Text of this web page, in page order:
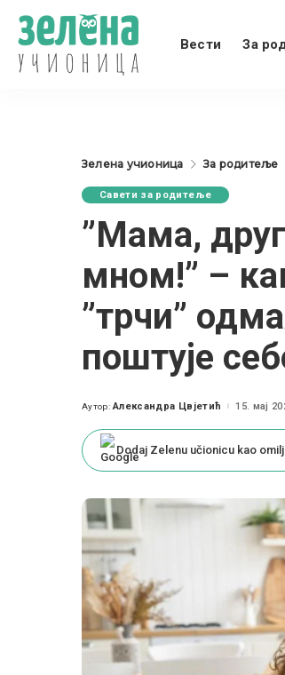
Вести За
Зелена учионица За родитеље
Савети за родитеље
”Мама,
мном!” –
”трчи”
поштује
Posted
Аутор: Александра Цвјетић 15. мај
Dodaj Zelenu učionicu kao